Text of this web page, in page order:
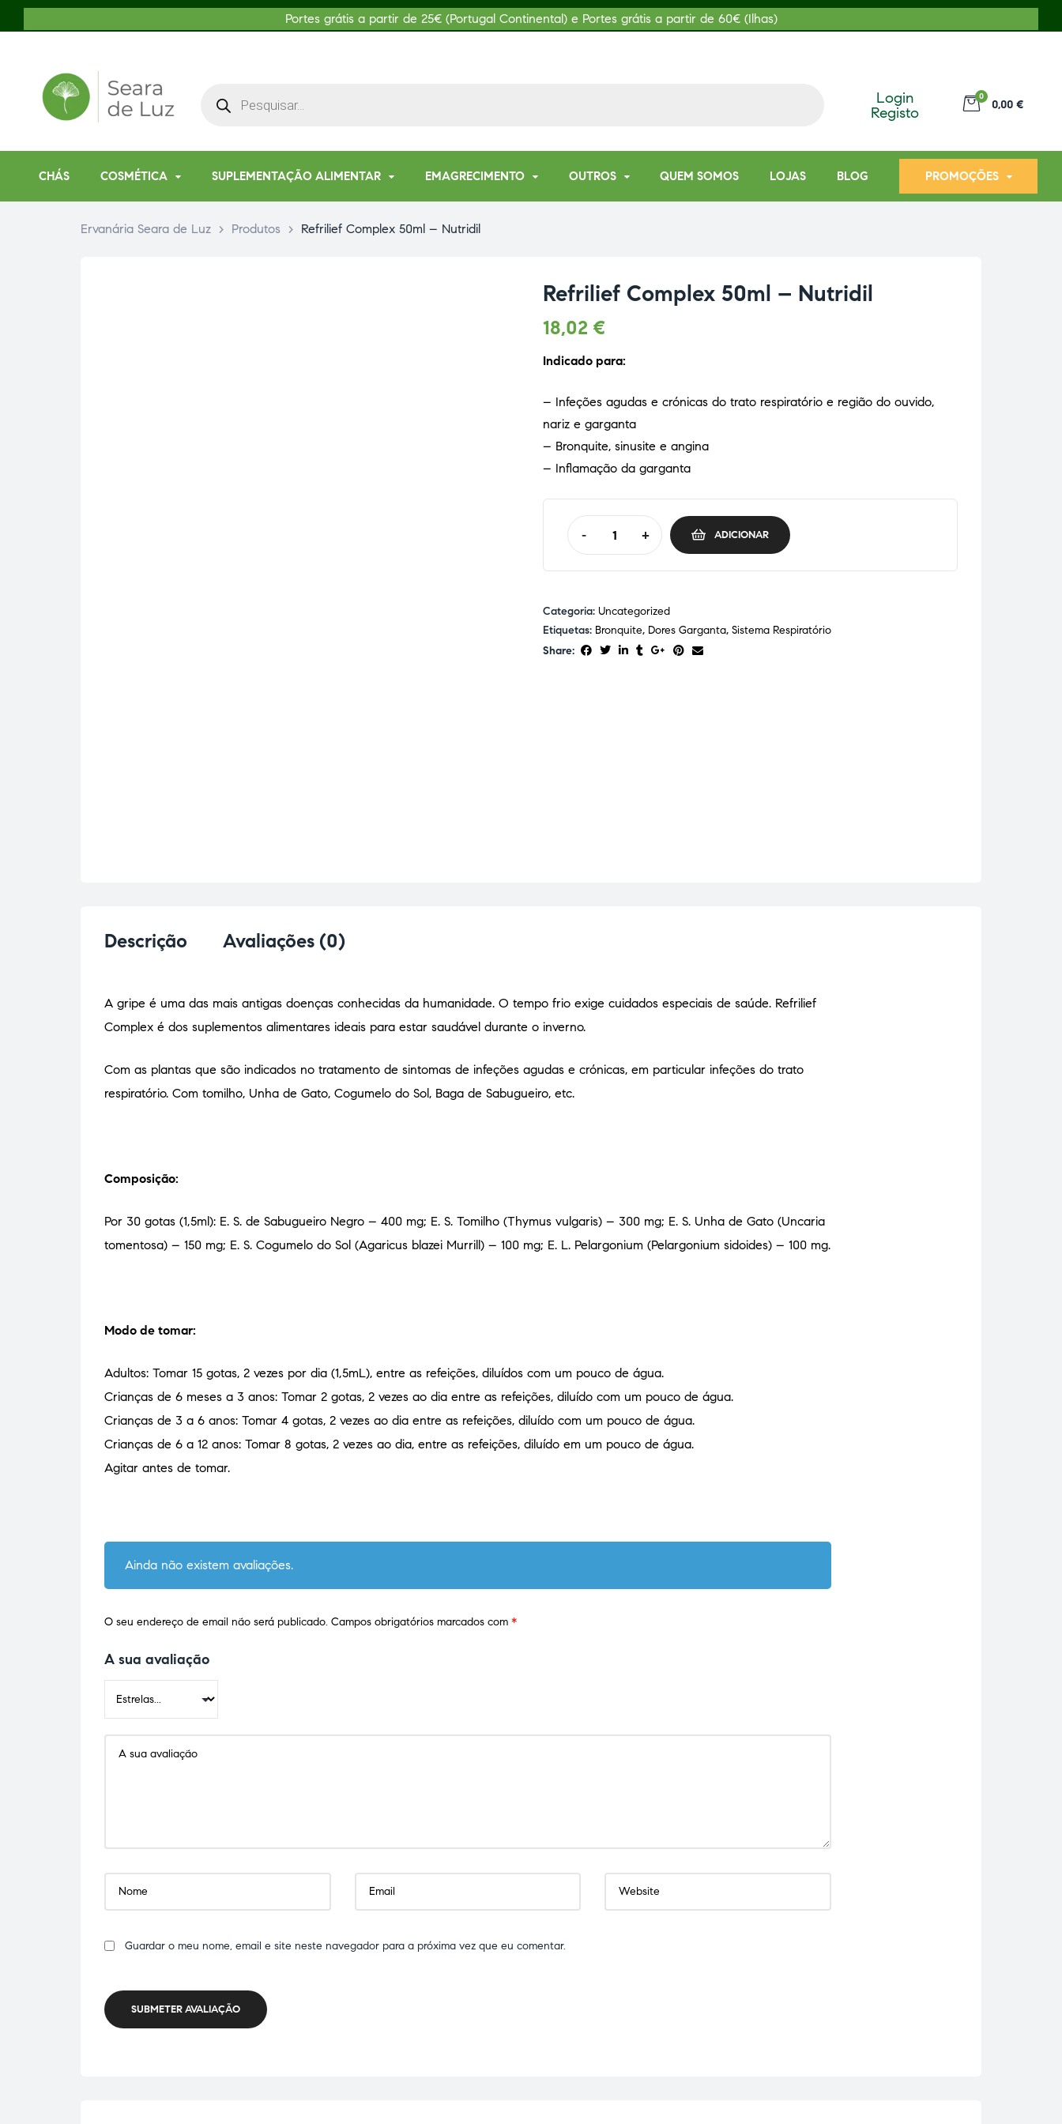
Portes grátis a partir de 25€ (Portugal Continental) e Portes grátis a partir de 60€ (Ilhas)
Login
Registo
0
0,00 €
CHÁS COSMÉTICA SUPLEMENTAÇÃO ALIMENTAR EMAGRECIMENTO OUTROS QUEM SOMOS LOJAS BLOG PROMOÇÕES
Ervanária Seara de Luz > Produtos > Refrilief Complex 50ml – Nutridil
Refrilief Complex 50ml – Nutridil
18,02 €
Indicado para:
– Infeções agudas e crónicas do trato respiratório e região do ouvido,
nariz e garganta
– Bronquite, sinusite e angina
– Inflamação da garganta
- + ADICIONAR
Categoria: Uncategorized
Etiquetas: Bronquite, Dores Garganta, Sistema Respiratório
Share:
Descrição Avaliações (0)
A gripe é uma das mais antigas doenças conhecidas da humanidade. O tempo frio exige cuidados especiais de saúde. Refrilief
Complex é dos suplementos alimentares ideais para estar saudável durante o inverno.
Com as plantas que são indicados no tratamento de sintomas de infeções agudas e crónicas, em particular infeções do trato
respiratório. Com tomilho, Unha de Gato, Cogumelo do Sol, Baga de Sabugueiro, etc.
Composição:
Por 30 gotas (1,5ml): E. S. de Sabugueiro Negro – 400 mg; E. S. Tomilho (Thymus vulgaris) – 300 mg; E. S. Unha de Gato (Uncaria
tomentosa) – 150 mg; E. S. Cogumelo do Sol (Agaricus blazei Murrill) – 100 mg; E. L. Pelargonium (Pelargonium sidoides) – 100 mg.
Modo de tomar:
Adultos: Tomar 15 gotas, 2 vezes por dia (1,5mL), entre as refeições, diluídos com um pouco de água.
Crianças de 6 meses a 3 anos: Tomar 2 gotas, 2 vezes ao dia entre as refeições, diluído com um pouco de água.
Crianças de 3 a 6 anos: Tomar 4 gotas, 2 vezes ao dia entre as refeições, diluído com um pouco de água.
Crianças de 6 a 12 anos: Tomar 8 gotas, 2 vezes ao dia, entre as refeições, diluído em um pouco de água.
Agitar antes de tomar.
Ainda não existem avaliações.
O seu endereço de email não será publicado. Campos obrigatórios marcados com *
A sua avaliação
Guardar o meu nome, email e site neste navegador para a próxima vez que eu comentar.
SUBMETER AVALIAÇÃO